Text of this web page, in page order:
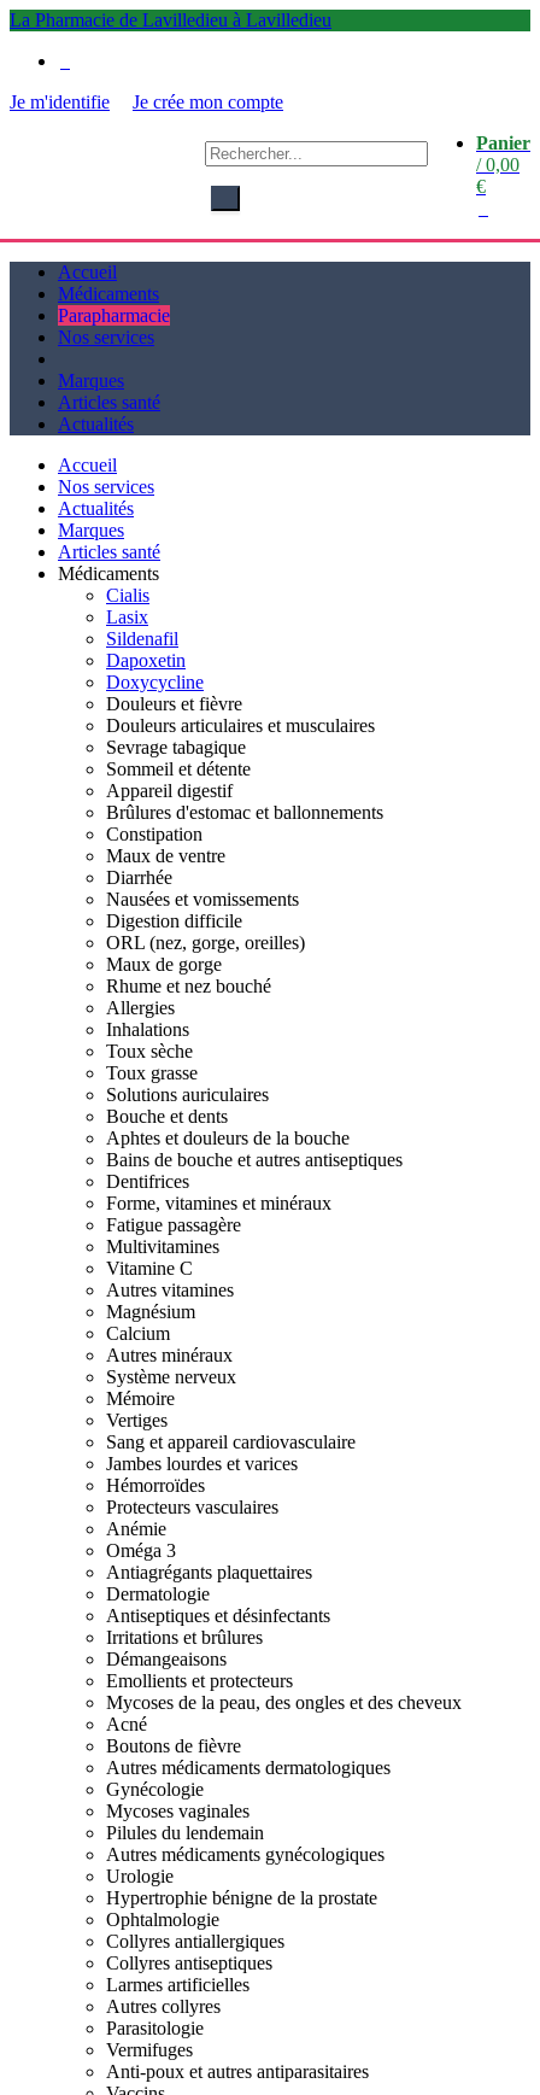
La Pharmacie de Lavilledieu à Lavilledieu
Je m'identifie
Je crée mon compte
Panier
/0,00
€
Accueil
Médicaments
Parapharmacie
Nos services
Marques
Articles santé
Actualités
Accueil
Nos services
Actualités
Marques
Articles santé
Médicaments
Cialis
Lasix
Sildenafil
Dapoxetin
Doxycycline
Douleurs et fièvre
Douleurs articulaires et musculaires
Sevrage tabagique
Sommeil et détente
Appareil digestif
Brûlures d'estomac et ballonnements
Constipation
Maux de ventre
Diarrhée
Nausées et vomissements
Digestion difficile
ORL (nez, gorge, oreilles)
Maux de gorge
Rhume et nez bouché
Allergies
Inhalations
Toux sèche
Toux grasse
Solutions auriculaires
Bouche et dents
Aphtes et douleurs de la bouche
Bains de bouche et autres antiseptiques
Dentifrices
Forme, vitamines et minéraux
Fatigue passagère
Multivitamines
Vitamine C
Autres vitamines
Magnésium
Calcium
Autres minéraux
Système nerveux
Mémoire
Vertiges
Sang et appareil cardiovasculaire
Jambes lourdes et varices
Hémorroïdes
Protecteurs vasculaires
Anémie
Oméga 3
Antiagrégants plaquettaires
Dermatologie
Antiseptiques et désinfectants
Irritations et brûlures
Démangeaisons
Emollients et protecteurs
Mycoses de la peau, des ongles et des cheveux
Acné
Boutons de fièvre
Autres médicaments dermatologiques
Gynécologie
Mycoses vaginales
Pilules du lendemain
Autres médicaments gynécologiques
Urologie
Hypertrophie bénigne de la prostate
Ophtalmologie
Collyres antiallergiques
Collyres antiseptiques
Larmes artificielles
Autres collyres
Parasitologie
Vermifuges
Anti-poux et autres antiparasitaires